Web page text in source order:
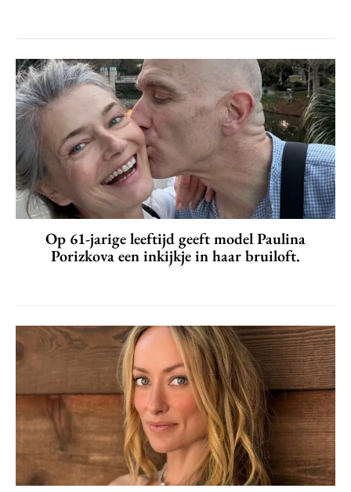
Op 61-jarige leeftijd geeft model Paulina
Porizkova een inkijkje in haar bruiloft.